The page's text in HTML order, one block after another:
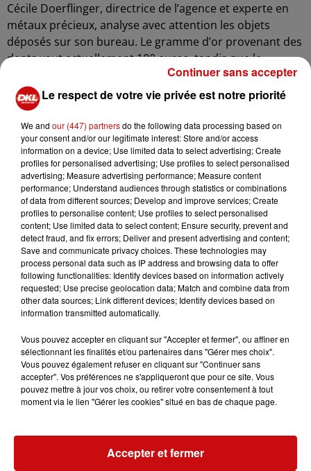
Cécile Doerflinger, directrice de l’agence et experte en
métaux précieux, analyse avec attention les objets
déposés sur son bureau. Le gramme d’or provenant des
dents vaut actuellement 100 euros, tandis que le
bracelet en or 18 carats est estimé à 4 800 euros.
Les pièces de monnaie, quant à elles, sont
particulièrement prisées, notamment celles frappées en
Alsace. En examinant une pièce de 1855 à l’effigie de
Napoléon, Cécile Doerflinger identifie le poinçon "BB",
indiquant qu’elle provient de l’atelier de Strasbourg. Son
estimation dépasse les attentes de Guy Crantz : "Je peux
vous proposer un total de 9 500 euros", annonce-t-elle.
Les objets en or suivent ensuite différents circuits : les
pièces de collection sont revendues à des passionnés,
tandis que les bijoux sont fondus pour être transformés
en lingots et lingotins, très recherchés par les
investisseurs. À titre d’exemple, un lingot de 500
grammes vaut aujourd’hui environ 45 000 euros.
"Posséder de l’or, c’est quelque chose de tangible",
souligne Cécile Doerflinger.
L’histoire des pièces d’or alsaciennes remonte à
plusieurs siècles. Certaines figurent dans les collections
de la Bibliothèque nationale et universitaire de
Strasbourg (BNU). "La plus ancienne date de l’époque
conservateur en chef. D’autres témoignent des
différentes époques de la ville : un florin de la
Le respect de votre vie privée est notre priorité
We and our (447) partnersdo the following data processing based on
your consent and/or our legitimate interest: Store and/or access
information on a device; Use limited data to select advertising; Create
profiles for personalised advertising; Use profiles to select personalised
advertising; Measure advertising performance; Measure content
performance; Understand audiences through statistics or combinations
of data from different sources; Develop and improve services; Create
profiles to personalise content; Use profiles to select personalised
content; Use limited data to select content; Ensure security, prevent and
detect fraud, and fix errors; Deliver and present advertising and content;
Save and communicate privacy choices. These technologies may
process personal data such as IP address and browsing data to offer
following functionalities: Identify devices based on information actively
requested; Use precise geolocation data; Match and combine data from
other data sources; Link different devices; Identify devices based on
information transmitted automatically.
Vous pouvez accepter en cliquant sur "Accepter et fermer", ou affiner en
sélectionnant les finalités et/ou partenaires dans "Gérer mes choix".
Vous pouvez également refuser en cliquant sur "Continuer sans
accepter". Vos préférences ne s'appliqueront que pour ce site. Vous
pouvez mettre à jour vos choix, ou retirer votre consentement à tout
moment via le lien "Gérer les cookies" situé en bas de chaque page.
Accepter et fermer
Continuer sans accepter